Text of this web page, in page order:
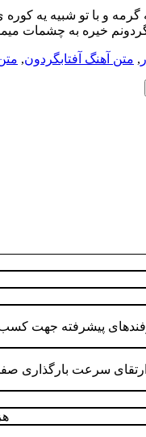
گرمه و با تو شبیه یه
خیره به چشمات
, متن آهنگ آفتابگردون,
پیشرفته جهت
ارتقای سرعت بارگذاری